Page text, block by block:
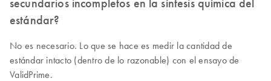
estándar?
No es necesario. Lo que se hace es medir la cantidad de
estándar intacto (dentro de lo razonable) con el ensayo de
ValidPrime.